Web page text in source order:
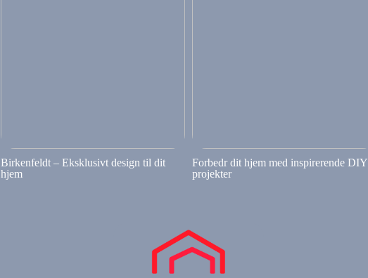
Birkenfeldt – Eksklusivt design til dit
hjem
Forbedr dit hjem med inspirerende DIY
projekter